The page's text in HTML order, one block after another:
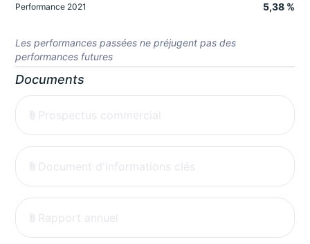
Performance 2021 5,38 %
Les performances passées ne préjugent pas des
performances futures
Documents
Prospectus commercial
Document d'informations clés
Rapport annuel